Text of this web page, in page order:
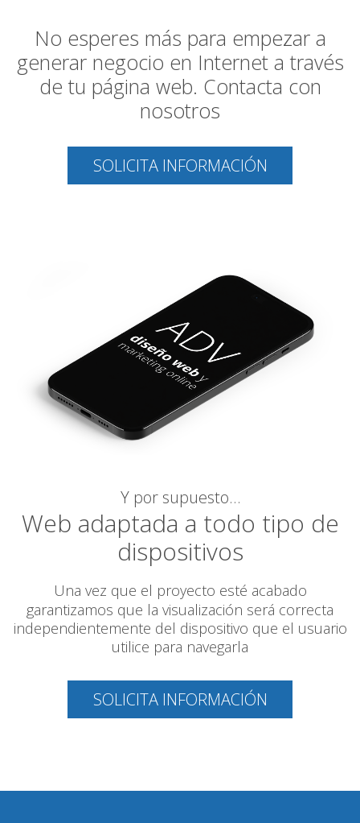
No esperes más para empezar a
generar negocio en Internet a través
de tu página web. Contacta con
nosotros
SOLICITA INFORMACIÓN
Y por supuesto…
Web adaptada a todo tipo de
dispositivos
Una vez que el proyecto esté acabado
garantizamos que la visualización será correcta
independientemente del dispositivo que el usuario
utilice para navegarla
SOLICITA INFORMACIÓN